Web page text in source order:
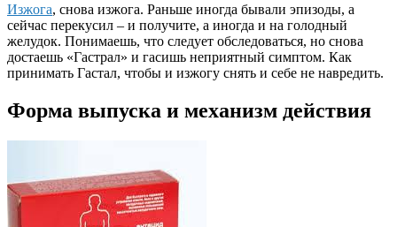
Изжога, снова изжога. Раньше иногда бывали эпизоды, а
сейчас перекусил – и получите, а иногда и на голодный
желудок. Понимаешь, что следует обследоваться, но снова
достаешь «Гастрал» и гасишь неприятный симптом. Как
принимать Гастал, чтобы и изжогу снять и себе не навредить.
Форма выпуска и механизм действия